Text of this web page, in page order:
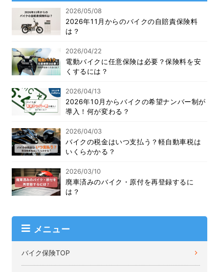
2026/05/08
2026年11月からのバイクの自賠責保険料
は？
2026/04/22
電動バイクに任意保険は必要？保険料を安
くするには？
2026/04/13
2026年10月からバイクの希望ナンバー制が
導入！何が変わる？
2026/04/03
バイクの税金はいつ支払う？軽自動車税は
いくらかかる？
2026/03/10
廃車済みのバイク・原付を再登録するに
は？
メニュー
バイク保険TOP